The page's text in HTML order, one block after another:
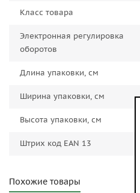
Класс товара
Электронная регулировка
оборотов
Длина упаковки, см
Ширина упаковки, см
Высота упаковки, см
Штрих код EAN 13
Похожие товары